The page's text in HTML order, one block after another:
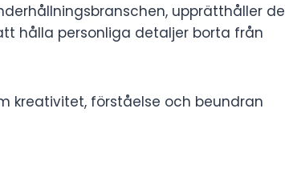
upprätthåller de
hålla personliga detaljer borta från
kreativitet, förståelse och beundran